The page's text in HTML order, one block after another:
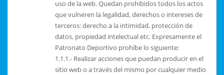
uso de la web. Quedan prohibidos todos los actos
que vulneren la legalidad, derechos o intereses de
terceros: derecho a la intimidad, protección de
datos, propiedad intelectual etc. Expresamente el
Patronato Deportivo prohíbe lo siguiente:
1.1.1.- Realizar acciones que puedan producir en el
sitio web o a través del mismo por cualquier medio